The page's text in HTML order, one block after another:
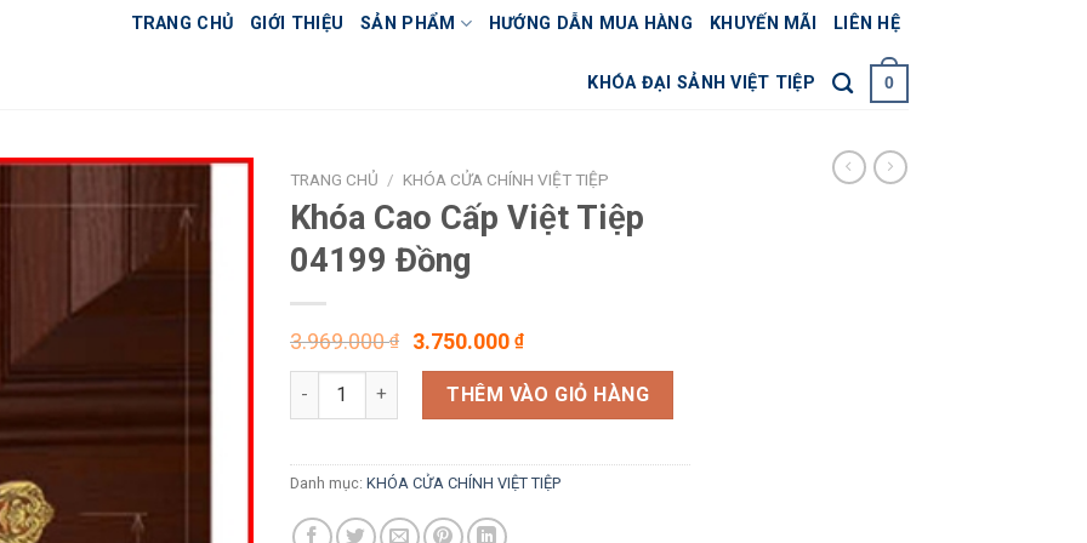
TRANG CHỦ GIỚI THIỆU SẢN PHẨM HƯỚNG DẪN MUA HÀNG KHUYẾN MÃI LIÊN HỆ
KHÓA ĐẠI SẢNH VIỆT TIỆP 0
TRANG CHỦ / KHÓA CỬA CHÍNH VIỆT TIỆP
Khóa Cao Cấp Việt Tiệp
04199 Đồng
3.969.000₫
Giá
gốc
3.969.000 ₫.
3.750.000₫Giá
hiện
tại
là:
Khóa Cao Cấp Việt Tiệp 04199 Đồng số lượng
THÊM VÀO GIỎ HÀNG
Danh mục: KHÓA CỬA CHÍNH VIỆT TIỆP